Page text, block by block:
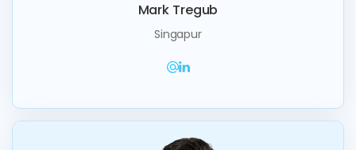
Mark Tregub
Singapur